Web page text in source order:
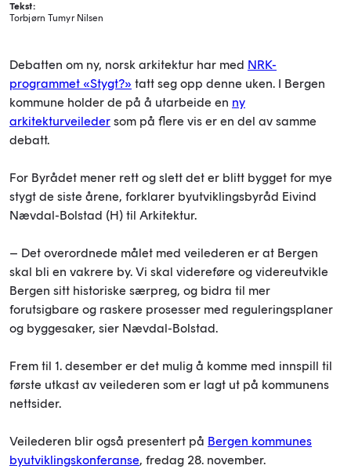
Tekst:
Torbjørn Tumyr Nilsen
Debatten om ny, norsk arkitektur har med NRK-
programmet «Stygt?» tatt seg opp denne uken. I Bergen
kommune holder de på å utarbeide en ny
arkitekturveileder som på flere vis er en del av samme
debatt.
For Byrådet mener rett og slett det er blitt bygget for mye
stygt de siste årene, forklarer byutviklingsbyråd Eivind
Nævdal-Bolstad (H) til Arkitektur.
– Det overordnede målet med veilederen er at Bergen
skal bli en vakrere by. Vi skal videreføre og videreutvikle
Bergen sitt historiske særpreg, og bidra til mer
forutsigbare og raskere prosesser med reguleringsplaner
og byggesaker, sier Nævdal-Bolstad.
Frem til 1. desember er det mulig å komme med innspill til
første utkast av veilederen som er lagt ut på kommunens
nettsider.
Veilederen blir også presentert på Bergen kommunes
byutviklingskonferanse, fredag 28. november.